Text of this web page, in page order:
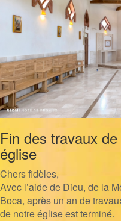
Fin des travaux
église
Chers fidèles,
Avec l’aide de Dieu, de la
Boca, après un an de
de notre église est terminé.